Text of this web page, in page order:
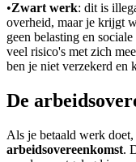
•Zwart werk: dit is
overheid, maar je krijgt
geen belasting en
veel risico's met zich
ben je niet verzekerd en
De
Als je betaald werk
arbeidsovereenkomst.